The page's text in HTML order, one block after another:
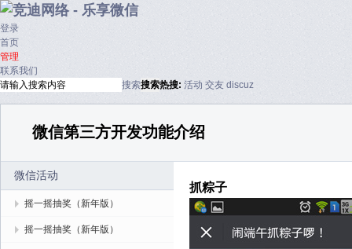
登录
首页
管理
联系我们
搜索搜索热搜: 活动 交友 discuz
微信第三方开发功能介绍
微信活动
摇一摇抽奖（新年版）
摇一摇抽奖（新年版）
抓粽子